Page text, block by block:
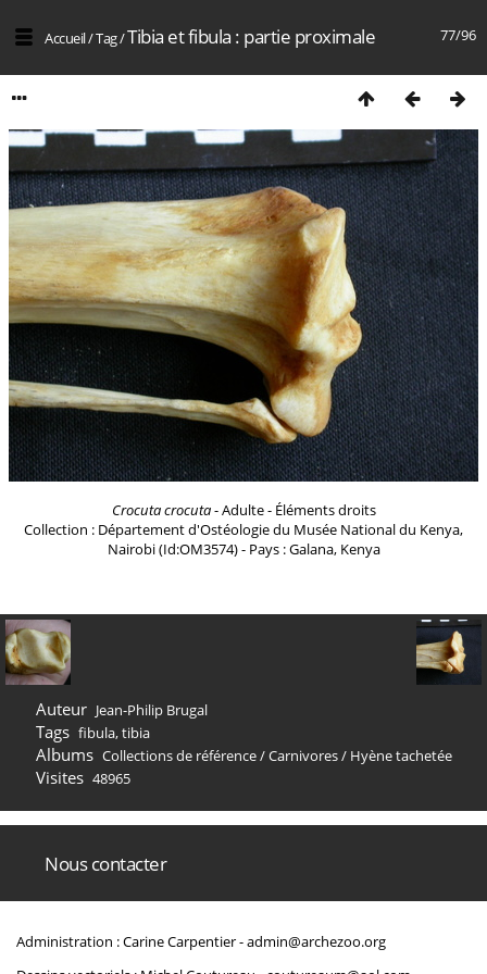
77/96
Accueil/Tag/Tibia et fibula : partie proximale
Crocuta crocuta- Adulte - Éléments droits
Collection : Département d'Ostéologie du Musée National du Kenya,
Nairobi (Id:OM3574) - Pays : Galana, Kenya
Auteur Jean-Philip Brugal
Tags fibula,tibia
Albums Collections de référence/Carnivores/ Hyène tachetée
Visites 48965
Nous contacter
Administration : Carine Carpentier -admin@archezoo.org